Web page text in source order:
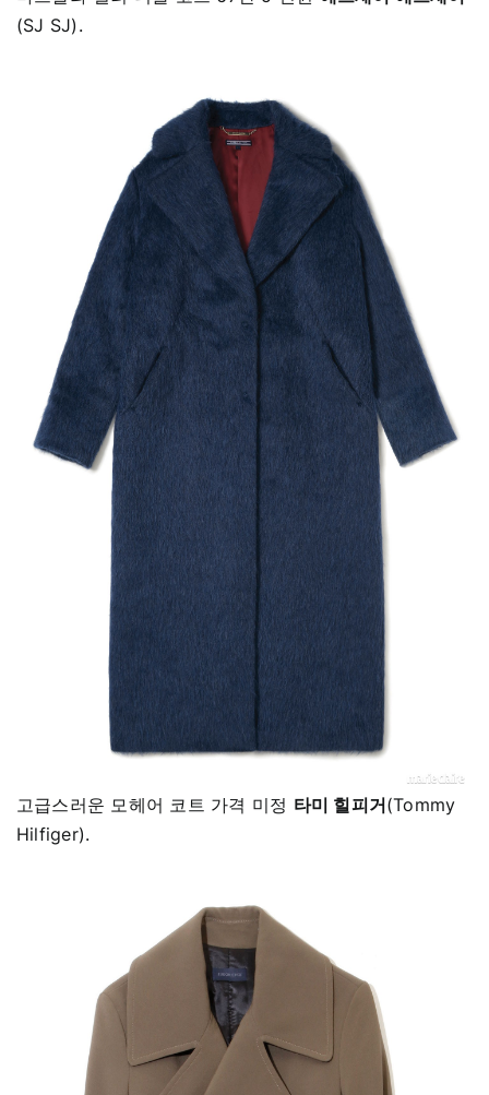
(SJ SJ).
고급스러운 모헤어 코트 가격 미정 타미 힐피거(Tommy
Hilfiger).